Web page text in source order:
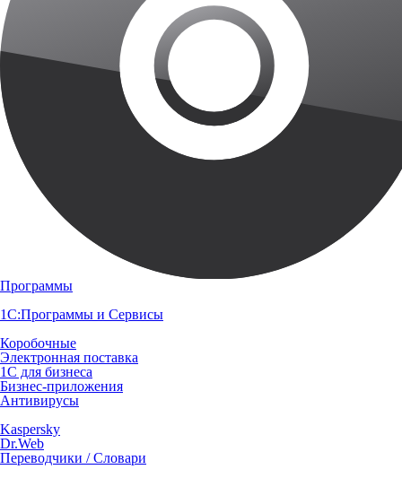
Программы
1С:Программы и Сервисы
Коробочные
Электронная поставка
1С для бизнеса
Бизнес-приложения
Антивирусы
Kaspersky
Dr.Web
Переводчики / Словари